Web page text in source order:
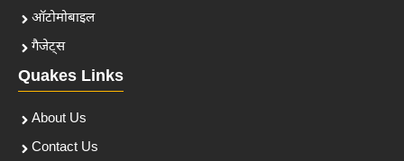
ऑटोमोबाइल
गैजेट्स
Quakes Links
About Us
Contact Us